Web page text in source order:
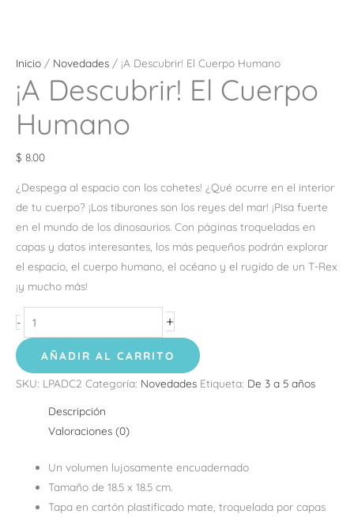
Inicio / Novedades / ¡A Descubrir! El Cuerpo Humano
¡A Descubrir! El Cuerpo
Humano
$ 8.00
¿Despega al espacio con los cohetes! ¿Qué ocurre en el interior
de tu cuerpo? ¡Los tiburones son los reyes del mar! ¡Pisa fuerte
en el mundo de los dinosaurios. Con páginas troqueladas en
capas y datos interesantes, los más pequeños podrán explorar
el espacio, el cuerpo humano, el océano y el rugido de un T-Rex
¡y mucho más!
- +
AÑADIR AL CARRITO
SKU: LPADC2 Categoría: Novedades Etiqueta: De 3 a 5 años
Descripción
Valoraciones (0)
Un volumen lujosamente encuadernado
Tamaño de 18.5 x 18.5 cm.
Tapa en cartón plastificado mate, troquelada por capas